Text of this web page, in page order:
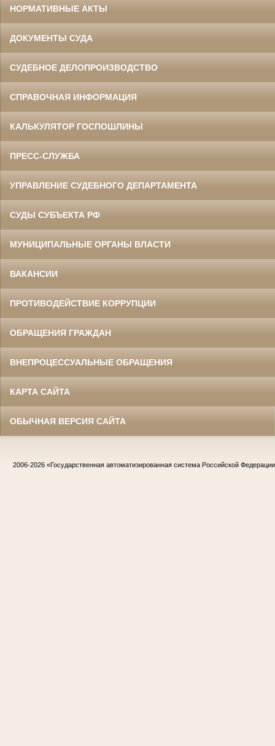
НОРМАТИВНЫЕ АКТЫ
ДОКУМЕНТЫ СУДА
СУДЕБНОЕ ДЕЛОПРОИЗВОДСТВО
СПРАВОЧНАЯ ИНФОРМАЦИЯ
КАЛЬКУЛЯТОР ГОСПОШЛИНЫ
ПРЕСС-СЛУЖБА
УПРАВЛЕНИЕ СУДЕБНОГО ДЕПАРТАМЕНТА
СУДЫ СУБЪЕКТА РФ
МУНИЦИПАЛЬНЫЕ ОРГАНЫ ВЛАСТИ
ВАКАНСИИ
ПРОТИВОДЕЙСТВИЕ КОРРУПЦИИ
ОБРАЩЕНИЯ ГРАЖДАН
ВНЕПРОЦЕССУАЛЬНЫЕ ОБРАЩЕНИЯ
КАРТА САЙТА
ОБЫЧНАЯ ВЕРСИЯ САЙТА
2006-2026 «Государственная автоматизированная система Российской